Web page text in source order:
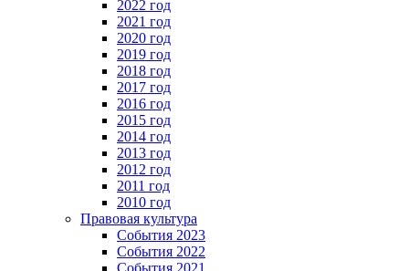
2022 год
2021 год
2020 год
2019 год
2018 год
2017 год
2016 год
2015 год
2014 год
2013 год
2012 год
2011 год
2010 год
Правовая культура
События 2023
События 2022
События 2021